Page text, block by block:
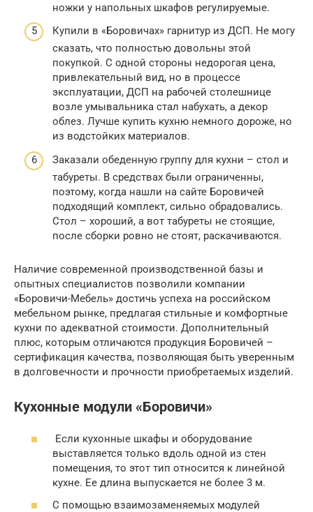
ножки у напольных шкафов регулируемые.
Купили в «Боровичах» гарнитур из ДСП. Не могу
сказать, что полностью довольны этой
покупкой. С одной стороны недорогая цена,
привлекательный вид, но в процессе
эксплуатации, ДСП на рабочей столешнице
возле умывальника стал набухать, а декор
облез. Лучше купить кухню немного дороже, но
из водстойких материалов.
Заказали обеденную группу для кухни – стол и
табуреты. В средствах были ограниченны,
поэтому, когда нашли на сайте Боровичей
подходящий комплект, сильно обрадовались.
Стол – хороший, а вот табуреты не стоящие,
после сборки ровно не стоят, раскачиваются.
Наличие современной производственной базы и
опытных специалистов позволили компании
«Боровичи-Мебель» достичь успеха на российском
мебельном рынке, предлагая стильные и комфортные
кухни по адекватной стоимости. Дополнительный
плюс, которым отличаются продукция Боровичей –
сертификация качества, позволяющая быть уверенным
в долговечности и прочности приобретаемых изделий.
Кухонные модули «Боровичи»
Если кухонные шкафы и оборудование
выставляется только вдоль одной из стен
помещения, то этот тип относится к линейной
кухне. Ее длина выпускается не более 3 м.
С помощью взаимозаменяемых модулей